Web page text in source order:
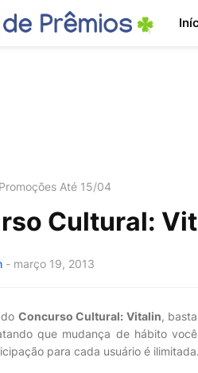
Promoções Até 15/04
Cultural:
- março 19, 2013
Concurso Cultural: Vitalin,
que mudança de hábito
para cada usuário é ilimitada.